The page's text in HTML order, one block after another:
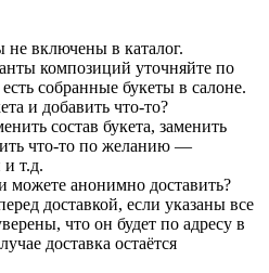
включены в каталог.
композиций уточняйте по
собранные букеты в салоне.
и добавить что-то?
состав букета, заменить
что-то по желанию —
т.д.
можете анонимно доставить?
доставкой, если указаны все
что он будет по адресу в
доставка остаётся